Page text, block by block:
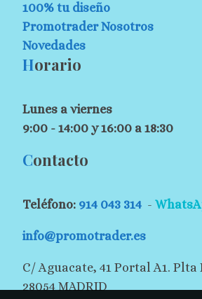
100% tu diseño
Promotrader Nosotros
Novedades
Horario
Lunes a viernes
9:00 - 14:00 y 16:00 a 18:30
Contacto
Teléfono: 914 043 314 -
info@promotrader.es
C/ Aguacate, 41 Portal A1. Plta
28054 MADRID